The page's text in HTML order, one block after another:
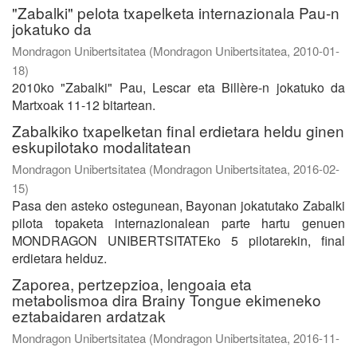
"Zabalki" pelota txapelketa internazionala Pau-n
jokatuko da
Mondragon Unibertsitatea (Mondragon Unibertsitatea, 2010-01-
18)
2010ko "Zabalki" Pau, Lescar eta Billère-n jokatuko da
Martxoak 11-12 bitartean.
Zabalkiko txapelketan final erdietara heldu ginen
eskupilotako modalitatean
Mondragon Unibertsitatea (Mondragon Unibertsitatea, 2016-02-
15)
Pasa den asteko ostegunean, Bayonan jokatutako Zabalki
pilota topaketa internazionalean parte hartu genuen
MONDRAGON UNIBERTSITATEko 5 pilotarekin, final
erdietara helduz.
Zaporea, pertzepzioa, lengoaia eta
metabolismoa dira Brainy Tongue ekimeneko
eztabaidaren ardatzak
Mondragon Unibertsitatea (Mondragon Unibertsitatea, 2016-11-